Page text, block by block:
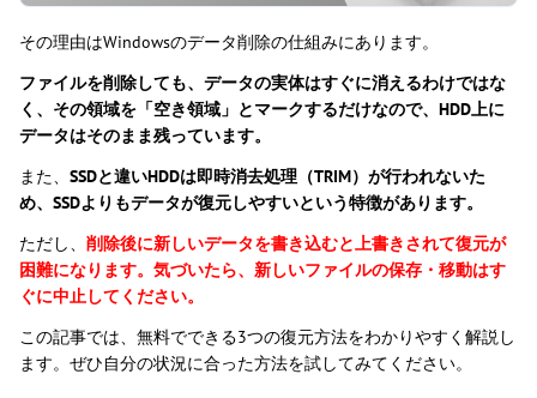
その理由はWindowsのデータ削除の仕組みにあります。
ファイルを削除しても、データの実体はすぐに消えるわけではな
く、その領域を「空き領域」とマークするだけなので、HDD上に
データはそのまま残っています。
また、 SSDと違いHDDは即時消去処理（TRIM）が行われないた
め、SSDよりもデータが復元しやすいという特徴があります。
ただし、 削除後に新しいデータを書き込むと上書きされて復元が
困難になります。気づいたら、新しいファイルの保存・移動はす
ぐに中止してください。
この記事では、無料でできる3つの復元方法をわかりやすく解説し
ます。ぜひ自分の状況に合った方法を試してみてください。